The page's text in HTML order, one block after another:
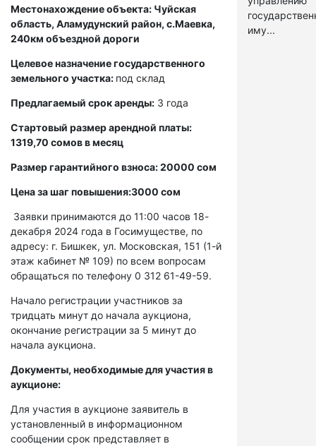
Местонахождение объекта: Чуйская
область, Аламудунский район, с.Маевка,
240км объездной дороги
Целевое назначение государственного
земельного участка: под склад
Предлагаемый срок аренды: 3 года
Стартовый размер арендной платы:
1319,70 сомов в месяц
Размер гарантийного взноса: 20000 сом
Цена за шаг повышения:3000 сом
Заявки принимаются до 11:00 часов 18-
декабря 2024 года в Госимуществе, по
адресу: г. Бишкек, ул. Московская, 151 (1-й
этаж кабинет № 109) по всем вопросам
обращаться по телефону 0 312 61-49-59.
Начало регистрации участников за
тридцать минут до начала аукциона,
окончание регистрации за 5 минут до
начала аукциона.
Документы, необходимые для участия в
аукционе:
Для участия в аукционе заявитель в
установленный в информационном
сообщении срок представляет в
иму...